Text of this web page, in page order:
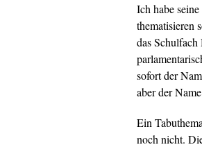
Ich habe
thematisieren
das
sofort der
aber der
Ein
noch nicht.